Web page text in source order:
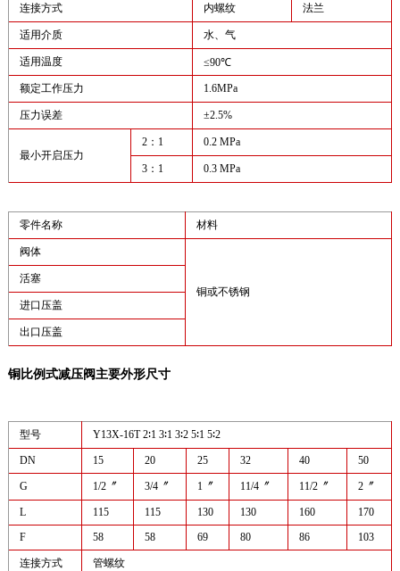
连接方式 内螺纹 法兰
适用介质 水、气
适用温度 ≤90℃
额定工作压力 1.6MPa
压力误差 ±2.5%
最小开启压力
2：1 0.2 MPa
3：1 0.3 MPa
零件名称 材料
阀体
铜或不锈钢
活塞
进口压盖
出口压盖
铜比例式减压阀主要外形尺寸
型号 Y13X-16T 2∶1 3∶1 3∶2 5∶1 5∶2
DN 15 20 25 32 40 50
G 1/2〞 3/4〞 1〞 11/4〞 11/2〞 2〞
L 115 115 130 130 160
170
F
58 58 69 80 86 103
连接方式 管螺纹